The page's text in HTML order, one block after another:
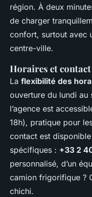
région. À deux
de charger
confort, surtout avec
centre-ville.
Horaires et
La flexibilité des
ouverture du lundi au
l’agence est
18h), pratique pour
contact est
spécifiques : +33 2
personnalisé, d’un
camion frigorifique ?
chichi.